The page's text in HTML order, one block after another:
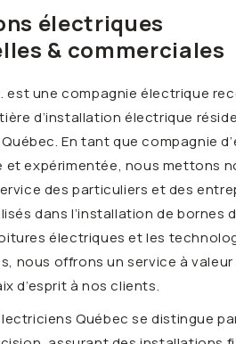
électriques
& commerciales
est une compagnie électrique
d’installation électrique
En tant que compagnie
et expérimentée, nous mettons
des particuliers et des
dans l’installation de bornes
électriques et les
nous offrons un service à
d’esprit à nos clients.
Québec se distingue